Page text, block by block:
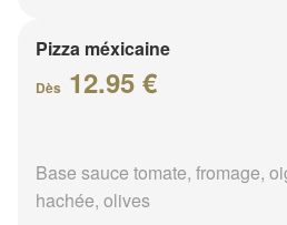
Pizza méxicaine
Dès 12.95 €
Base sauce tomate, fromage,
hachée, olives